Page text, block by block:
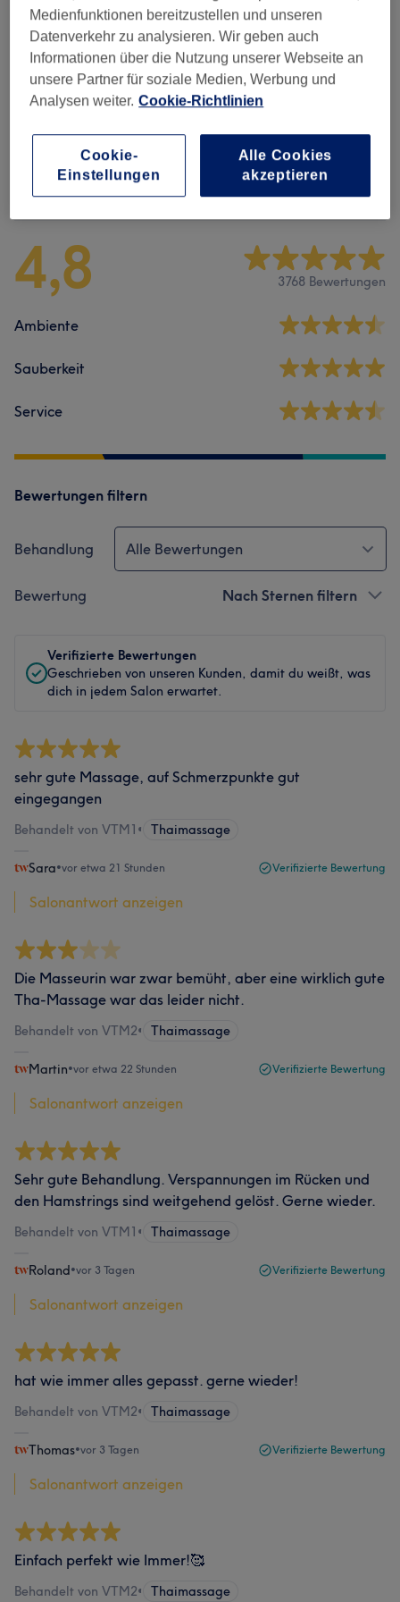
Alle Services
Massagen
Salonbewertungen
4,8 3768 Bewertungen
Ambiente
Sauberkeit
Service
Bewertungen filtern
Behandlung Alle Bewertungen
Bewertung Nach Sternen filtern
Verifizierte Bewertungen
Geschrieben von unseren Kunden, damit du weißt, was
dich in jedem Salon erwartet.
sehr gute Massage, auf Schmerzpunkte gut
eingegangen
Behandelt von VTM1 • Thaimassage
Sara•vor etwa 21 Stunden Verifizierte Bewertung
Salonantwort anzeigen
Die Masseurin war zwar bemüht, aber eine wirklich gute
Tha-Massage war das leider nicht.
Behandelt von VTM2• Thaimassage
Martin•vor etwa 22 Stunden Verifizierte Bewertung
Salonantwort anzeigen
Sehr gute Behandlung. Verspannungen im Rücken und
den Hamstrings sind weitgehend gelöst. Gerne wieder.
Behandelt von VTM1 • Thaimassage
Roland•vor 3 Tagen Verifizierte Bewertung
Salonantwort anzeigen
hat wie immer alles gepasst. gerne wieder!
Behandelt von VTM2• Thaimassage
Thomas•vor 3 Tagen Verifizierte Bewertung
Salonantwort anzeigen
Einfach perfekt wie Immer!🥰
Behandelt von VTM2• Thaimassage
Medienfunktionen bereitzustellen und unseren
Datenverkehr zu analysieren. Wir geben auch
Informationen über die Nutzung unserer Webseite an
unsere Partner für soziale Medien, Werbung und
Analysen weiter. Cookie-Richtlinien
Alle Cookies
akzeptieren
Cookie-
Einstellungen